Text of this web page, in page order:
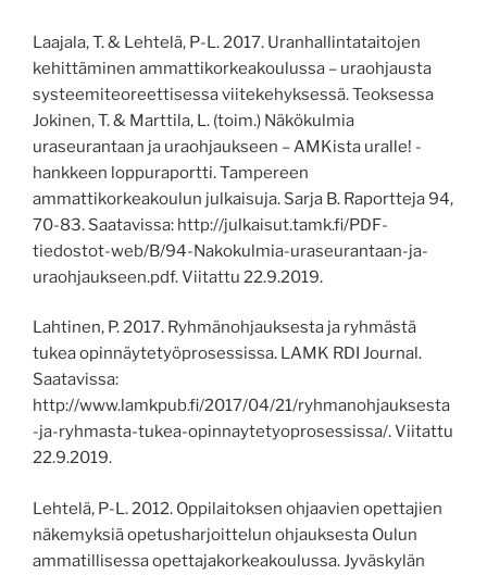
Laajala,T. & Lehtelä, P-L. 2017. Uranhallintataitojen
kehittäminen ammattikorkeakoulussa – uraohjausta
systeemiteoreettisessa viitekehyksessä. Teoksessa
Jokinen, T. & Marttila, L. (toim.) Näkökulmia
uraseurantaan ja uraohjaukseen – AMKista uralle! -
hankkeen loppuraportti. Tampereen
ammattikorkeakoulun julkaisuja. Sarja B. Raportteja 94,
70-83. Saatavissa: http://julkaisut.tamk.fi/PDF-
tiedostot-web/B/94-Nakokulmia-uraseurantaan-ja-
uraohjaukseen.pdf.Viitattu 22.9.2019.
Lahtinen, P. 2017. Ryhmänohjauksesta ja ryhmästä
tukea opinnäytetyöprosessissa. LAMK RDI Journal.
Saatavissa:
http://www.lamkpub.fi/2017/04/21/ryhmanohjauksesta
-ja-ryhmasta-tukea-opinnaytetyoprosessissa/.Viitattu
22.9.2019.
Lehtelä, P-L. 2012. Oppilaitoksen ohjaavien opettajien
näkemyksiä opetusharjoittelun ohjauksesta Oulun
ammatillisessa opettajakorkeakoulussa. Jyväskylän